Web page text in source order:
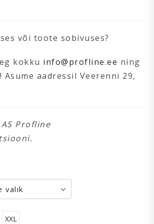
või toote sobivuses?
kokku info@profline.ee ning
aadressil Veerenni 29,
Profline
XXL